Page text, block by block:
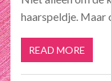
haarspeldje. Maar
READ MORE